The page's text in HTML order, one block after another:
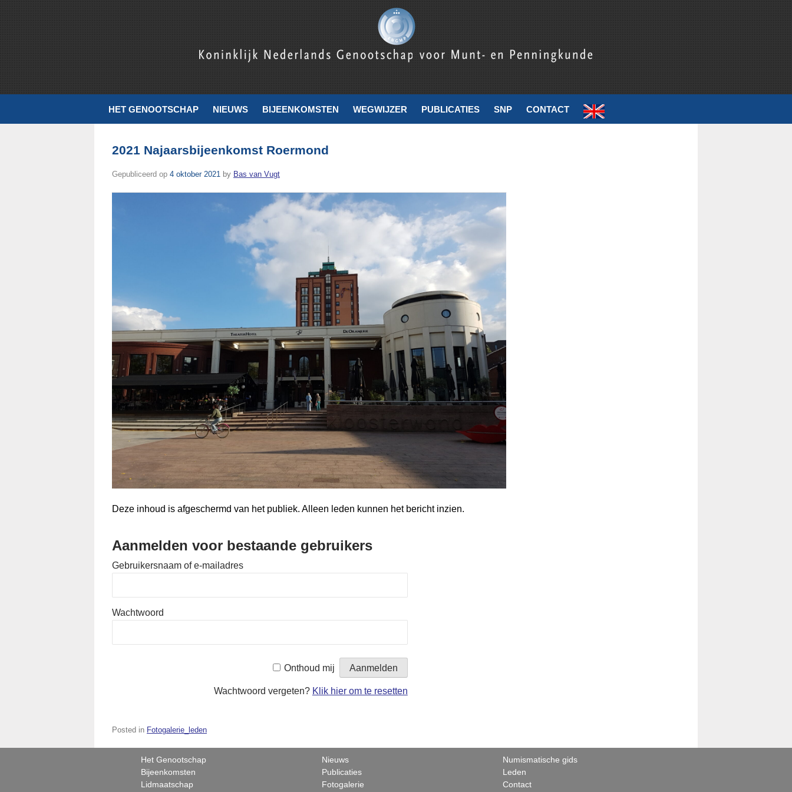
HET GENOOTSCHAP NIEUWS BIJEENKOMSTEN WEGWIJZER PUBLICATIES SNP CONTACT
2021 Najaarsbijeenkomst Roermond
Gepubliceerd op 4 oktober 2021 by Bas van Vugt
Deze inhoud is afgeschermd van het publiek. Alleen leden kunnen het bericht inzien.
Aanmelden voor bestaande gebruikers
Gebruikersnaam of e-mailadres
Wachtwoord
Onthoud mij
Wachtwoord vergeten? Klik hier om te resetten
Posted in Fotogalerie_leden
Het Genootschap
Bijeenkomsten
Lidmaatschap
Nieuws
Publicaties
Fotogalerie
Numismatische gids
Leden
Contact